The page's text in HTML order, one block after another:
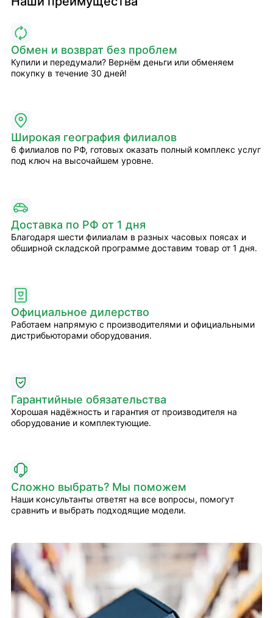
Обмен и возврат без проблем
Купили и передумали? Вернём деньги или обменяем
покупку в течение 30 дней!
Широкая география филиалов
6 филиалов по РФ, готовых оказать полный комплекс услуг
под ключ на высочайшем уровне.
Доставка по РФ от 1 дня
Благодаря шести филиалам в разных часовых поясах и
обширной складской программе доставим товар от 1 дня.
Официальное дилерство
Работаем напрямую с производителями и официальными
дистрибьюторами оборудования.
Гарантийные обязательства
Хорошая надёжность и гарантия от производителя на
оборудование и комплектующие.
Сложно выбрать? Мы поможем
Наши консультанты ответят на все вопросы, помогут
сравнить и выбрать подходящие модели.